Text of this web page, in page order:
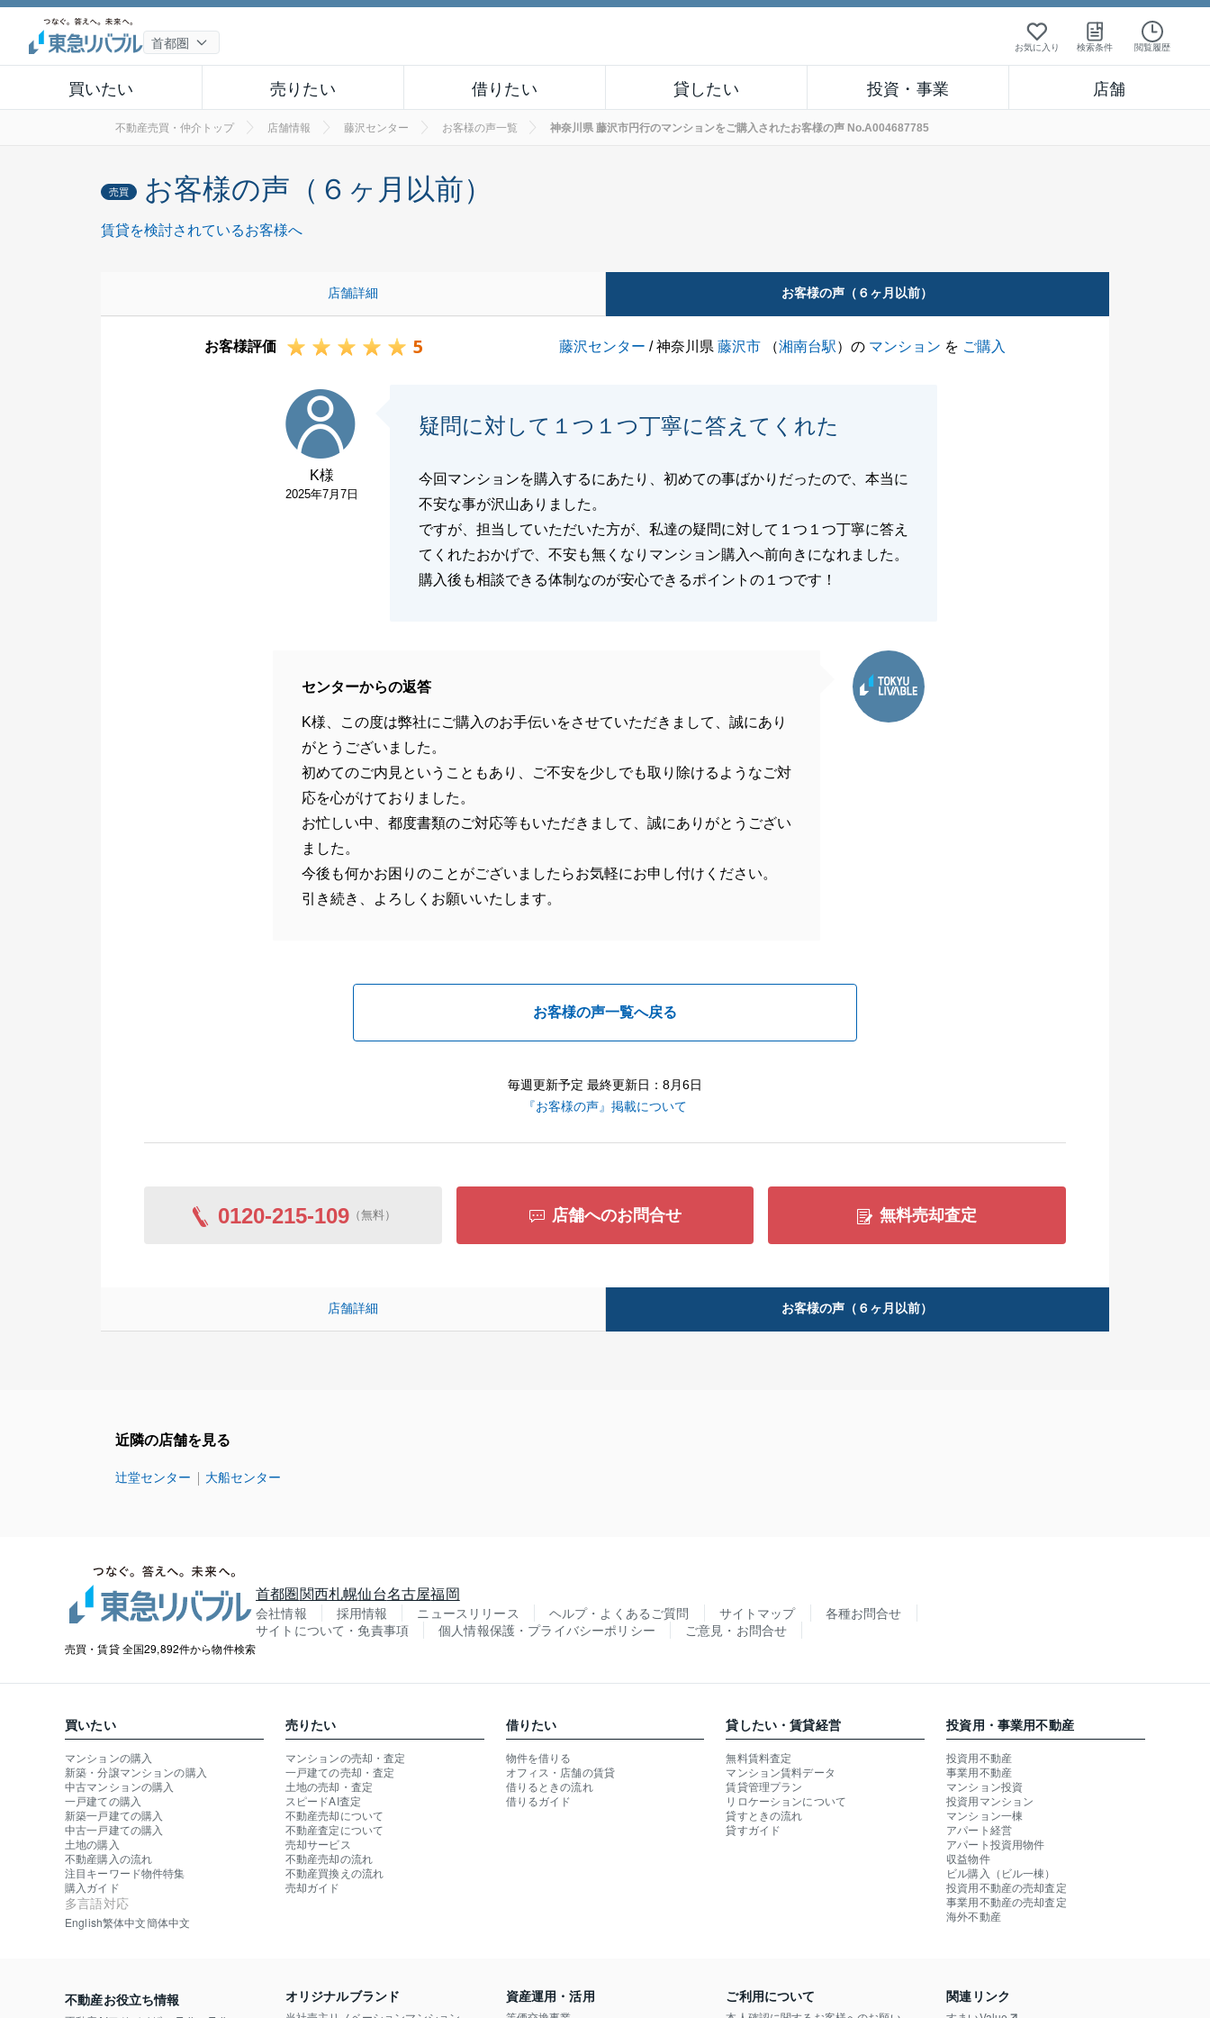
お気に入り 検索条件 閲覧履歴
買いたい 売りたい 借りたい 貸したい 投資・事業 店舗
不動産売買・仲介トップ 店舗情報 藤沢センター お客様の声一覧 神奈川県 藤沢市円行のマンションをご購入されたお客様の声 No.A004687785
売買 お客様の声（６ヶ月以前）
賃貸を検討されているお客様へ
店舗詳細 お客様の声（６ヶ月以前）
お客様評価 5 藤沢センター / 神奈川県藤沢市 （湘南台駅）の マンション を ご購入
K様
2025年7月7日
疑問に対して１つ１つ丁寧に答えてくれた
今回マンションを購入するにあたり、初めての事ばかりだったので、本当に
不安な事が沢山ありました。
ですが、担当していただいた方が、私達の疑問に対して１つ１つ丁寧に答え
てくれたおかげで、不安も無くなりマンション購入へ前向きになれました。
購入後も相談できる体制なのが安心できるポイントの１つです！
センターからの返答
K様、この度は弊社にご購入のお手伝いをさせていただきまして、誠にあり
がとうございました。
初めてのご内見ということもあり、ご不安を少しでも取り除けるようなご対
応を心がけておりました。
お忙しい中、都度書類のご対応等もいただきまして、誠にありがとうござい
ました。
今後も何かお困りのことがございましたらお気軽にお申し付けください。
引き続き、よろしくお願いいたします。
お客様の声一覧へ戻る
毎週更新予定 最終更新日：8月6日
『お客様の声』掲載について
0120-215-109（無料） 店舗へのお問合せ 無料売却査定
店舗詳細 お客様の声（６ヶ月以前）
近隣の店舗を見る
辻堂センター 大船センター
売買・賃貸 全国29,892件から物件検索
首都圏関西札幌仙台名古屋福岡
会社情報 採用情報 ニュースリリース ヘルプ・よくあるご質問 サイトマップ
各種お問合せ
サイトについて・免責事項
個人情報保護・プライバシーポリシー ご意見・お問合せ
買いたい
マンションの購入
新築・分譲マンションの購入
中古マンションの購入
一戸建ての購入
新築一戸建ての購入
中古一戸建ての購入
土地の購入
不動産購入の流れ
注目キーワード物件特集
購入ガイド
多言語対応
English繁体中文簡体中文
売りたい
マンションの売却・査定
一戸建ての売却・査定
土地の売却・査定
スピードAI査定
不動産売却について
不動産査定について
売却サービス
不動産売却の流れ
不動産買換えの流れ
売却ガイド
借りたい
物件を借りる
オフィス・店舗の賃貸
借りるときの流れ
借りるガイド
貸したい・賃貸経営
無料賃料査定
マンション賃料データ
賃貸管理プラン
リロケーションについて
貸すときの流れ
貸すガイド
投資用・事業用不動産
投資用不動産
事業用不動産
マンション投資
投資用マンション
マンション一棟
アパート経営
アパート投資用物件
収益物件
ビル購入（ビル一棟）
投資用不動産の売却査定
事業用不動産の売却査定
海外不動産
不動産お役立ち情報 オリジナルブランド 資産運用・活用 ご利用について 関連リンク